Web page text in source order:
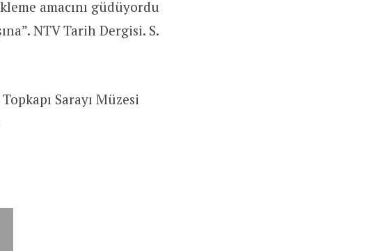
amacını güdüyordu
NTV Tarih Dergisi. S.
Sarayı Müzesi